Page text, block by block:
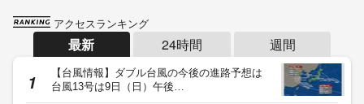
アクセスランキング
最新 24時間 週間
【台風情報】ダブル台風の今後の進路予想は
台風13号は9日（日）午後…